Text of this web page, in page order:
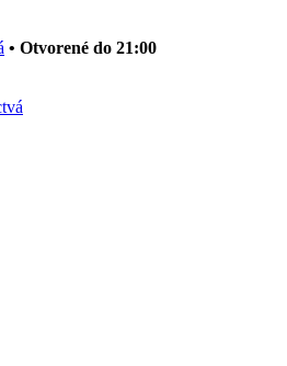
• Otvorené do 21:00